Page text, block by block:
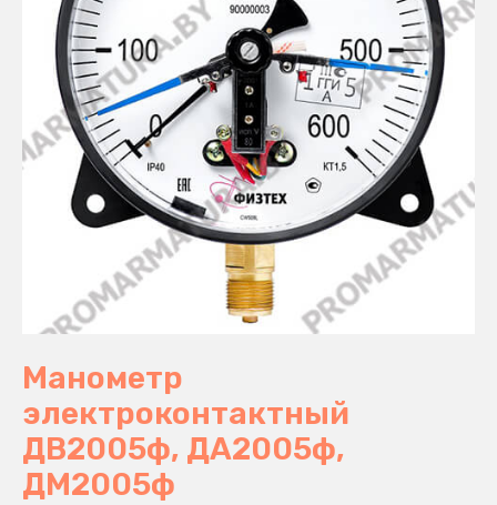
Манометр
электроконтактный
ДВ2005ф, ДА2005ф,
ДМ2005ф